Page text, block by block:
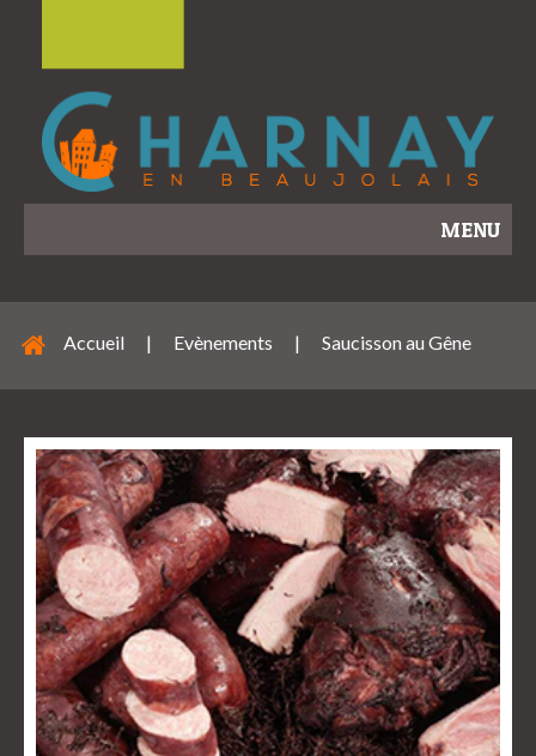
MENU
Accueil | Evènements | Saucisson au Gêne